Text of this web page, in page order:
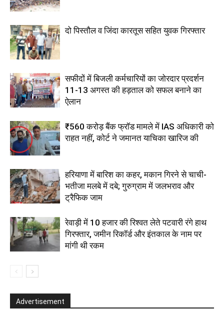
दो पिस्तौल व जिंदा कारतूस सहित युवक गिरफ्तार
सफीदों में बिजली कर्मचारियों का जोरदार प्रदर्शन
11-13 अगस्त की हड़ताल को सफल बनाने का
ऐलान
₹560 करोड़ बैंक फ्रॉड मामले में IAS अधिकारी को
राहत नहीं, कोर्ट ने जमानत याचिका खारिज की
हरियाणा में बारिश का कहर, मकान गिरने से चाची-
भतीजा मलबे में दबे; गुरुग्राम में जलभराव और
ट्रैफिक जाम
रेवाड़ी में 10 हजार की रिश्वत लेते पटवारी रंगे हाथ
गिरफ्तार, जमीन रिकॉर्ड और इंतकाल के नाम पर
मांगी थी रकम
Advertisement